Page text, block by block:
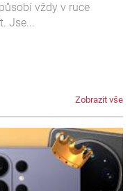
vždy v ruce
Jse...
Zobrazit vše